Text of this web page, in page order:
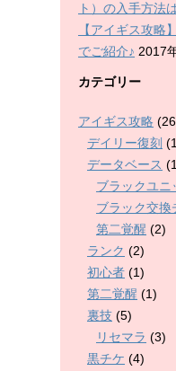
ト）の入手方法
【アイギス攻略
でご紹介♪ 2017
カテゴリー
アイギス攻略
デイリー復刻
データベース
ブラックユニ
ブラック交換
第二覚醒 (2)
ランク (2)
初心者 (1)
第二覚醒 (1)
裏技 (5)
リセマラ (3)
黒チケ (4)